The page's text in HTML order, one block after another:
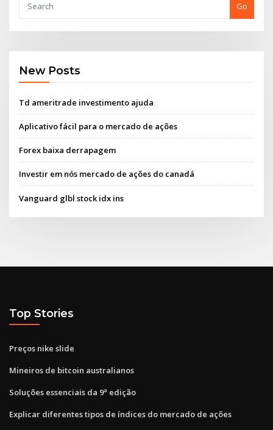
Go
New Posts
Td ameritrade investimento ajuda
Aplicativo fácil para o mercado de ações
Forex baixa derrapagem
Investir em nós mercado de ações do canadá
Vanguard glbl stock idx ins
Top Stories
Preços nike slide
Mineiros de bitcoin australianos
Soluções essenciais da 9ª edição
Explicar diferentes tipos de índices do mercado de ações